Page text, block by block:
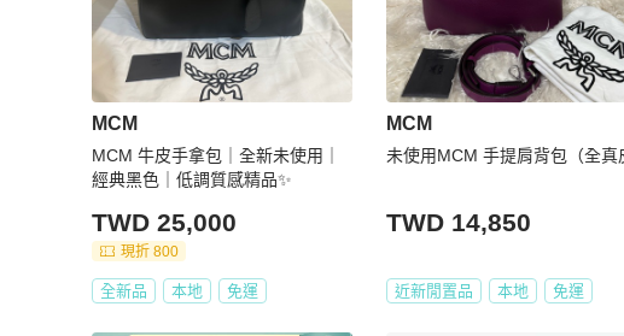
【寄送時程相關】
★ 空運直送 │ 縮短您的等待時間
★ 依寄達國家區域、驗關、航班或氣候等不可控制因素而異。
★ 商品由境外寄至 PopChill 驗證中心鑑定（鑑證）通過後才配送，因
查作業時間。
【商品瑕疵說明】
判斷商品的保存狀況。
★ 二手商品非新品，圖文已盡力完整敘述細節，請買家務必將商品照
★ 日本中古名牌行業統一的分級標準非常嚴謹，商品狀況已於說明處明
MCM
MCM 牛皮手拿包｜全新未使用｜
經典黑色｜低調質感精品✨
TWD 25,000
現折 800
全新品 本地 免運
MCM
未使用MCM 手提肩背包（全真
TWD 14,850
近新閒置品 本地 免運